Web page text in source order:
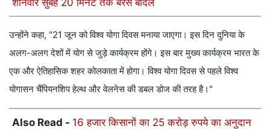
उन्होंने कहा, "21 जून को विश्व योगा दिवस मनाया जाएगा। इस दिन दुनिया के
अलग-अलग देशों में योग से जुड़े कार्यक्रम होंगे। इस बार मुख्य कार्यक्रम भारत के
एक और ऐतिहासिक शहर कोलकाता में होगा। विश्व योगा दिवस से पहले विश्व
योगासन चैंपियनशिप हेल्थ और वेलनेस की डबल डोज की तरह है।"
Also Read - 16 हजार किसानों का 25 करोड़ रुपये का अनुदान